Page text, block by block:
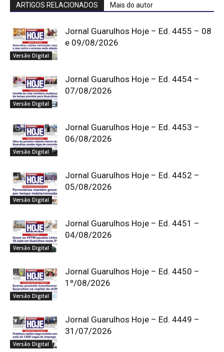
ARTIGOS RELACIONADOS Mais do autor
Versão Digital
Jornal Guarulhos Hoje – Ed. 4455 – 08
e 09/08/2026
Versão Digital
Jornal Guarulhos Hoje – Ed. 4454 –
07/08/2026
Versão Digital
Jornal Guarulhos Hoje – Ed. 4453 –
06/08/2026
Versão Digital
Jornal Guarulhos Hoje – Ed. 4452 –
05/08/2026
Versão Digital
Jornal Guarulhos Hoje – Ed. 4451 –
04/08/2026
Versão Digital
Jornal Guarulhos Hoje – Ed. 4450 –
1º/08/2026
Versão Digital
Jornal Guarulhos Hoje – Ed. 4449 –
31/07/2026